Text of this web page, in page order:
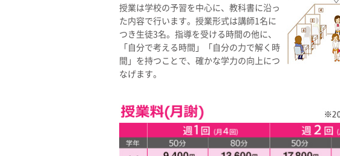
授業は学校の予習を中心に、教科書に沿っ
た内容で行います。授業形式は講師1名に
つき生徒3名。指導を受ける時間の他に、
「自分で考える時間」「自分の力で解く時
間」を持つことで、確かな学力の向上につ
なげます。